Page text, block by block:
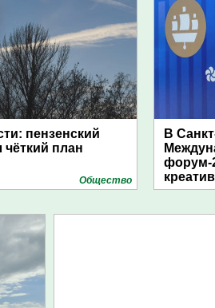
пензенский
чёткий план
Общество
В
форум-